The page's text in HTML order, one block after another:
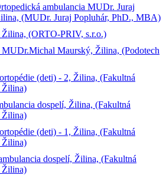
ambulancia MUDr. Juraj
(MUDr. Juraj Popluhár, PhD., MBA)
(ORTO-PRIV, s.r.o.)
MUDr.Michal Maurský, Žilina, (Podotech
(deti) - 2, Žilina, (Fakultná
Žilina)
dospelí, Žilina, (Fakultná
Žilina)
(deti) - 1, Žilina, (Fakultná
Žilina)
dospelí, Žilina, (Fakultná
Žilina)